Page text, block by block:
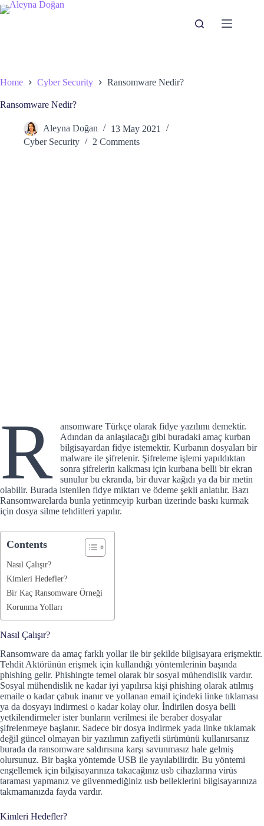
Skip
to
Home Cyber Security Ransomware Nedir?
Ransomware Nedir?
Aleyna Doğan
13 May 2021
Cyber Security
2 Comments
R
ansomware Türkçe olarak fidye yazılımı demektir.
Adından da anlaşılacağı gibi buradaki amaç kurban
bilgisayardan fidye istemektir. Kurbanın dosyaları bir
malware ile şifrelenir. Şifreleme işlemi yapıldıktan
sonra şifrelerin kalkması için kurbana belli bir ekran
sunulur bu ekranda, bir duvar kağıdı ya da bir metin
olabilir. Burada istenilen fidye miktarı ve ödeme şekli anlatılır. Bazı
Ransomwarelarda bunla yetinmeyip kurban üzerinde baskı kurmak
için dosya silme tehditleri yapılır.
Contents
Nasıl Çalışır?
Kimleri Hedefler?
Bir Kaç Ransomware Örneği
Korunma Yolları
Nasıl Çalışır?
Ransomware da amaç farklı yollar ile bir şekilde bilgisayara erişmektir.
Tehdit Aktörünün erişmek için kullandığı yöntemlerinin başında
phishing gelir. Phishingte temel olarak bir sosyal mühendislik vardır.
Sosyal mühendislik ne kadar iyi yapılırsa kişi phishing olarak atılmış
emaile o kadar çabuk inanır ve yollanan email içindeki linke tıklaması
ya da dosyayı indirmesi o kadar kolay olur. İndirilen dosya belli
yetkilendirmeler ister bunların verilmesi ile beraber dosyalar
şifrelenmeye başlanır. Sadece bir dosya indirmek yada linke tıklamak
değil güncel olmayan bir yazılımın zafiyetli sürümünü kullanırsanız
burada da ransomware saldırısına karşı savunmasız hale gelmiş
olursunuz. Bir başka yöntemde USB ile yayılabilirdir. Bu yöntemi
engellemek için bilgisayarınıza takacağınız usb cihazlarına virüs
taraması yapmanız ve güvenmediğiniz usb belleklerini bilgisayarınıza
takmamanızda fayda vardır.
Kimleri Hedefler?